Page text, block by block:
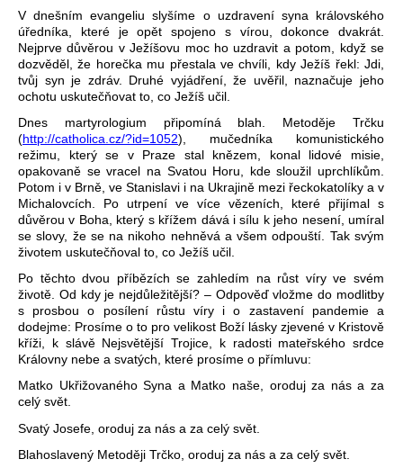
V dnešním evangeliu slyšíme o uzdravení syna královského
úředníka, které je opět spojeno s vírou, dokonce dvakrát.
Nejprve důvěrou v Ježíšovu moc ho uzdravit a potom, když se
dozvěděl, že horečka mu přestala ve chvíli, kdy Ježíš řekl: Jdi,
tvůj syn je zdráv. Druhé vyjádření, že uvěřil, naznačuje jeho
ochotu uskutečňovat to, co Ježíš učil.
Dnes martyrologium připomíná blah. Metoděje Trčku
(http://catholica.cz/?id=1052), mučedníka komunistického
režimu, který se v Praze stal knězem, konal lidové misie,
opakovaně se vracel na Svatou Horu, kde sloužil uprchlíkům.
Potom i v Brně, ve Stanislavi i na Ukrajině mezi řeckokatolíky a v
Michalovcích. Po utrpení ve více vězeních, které přijímal s
důvěrou v Boha, který s křížem dává i sílu k jeho nesení, umíral
se slovy, že se na nikoho nehněvá a všem odpouští. Tak svým
životem uskutečňoval to, co Ježíš učil.
Po těchto dvou příbězích se zahledím na růst víry ve svém
životě. Od kdy je nejdůležitější? – Odpověď vložme do modlitby
s prosbou o posílení růstu víry i o zastavení pandemie a
dodejme: Prosíme o to pro velikost Boží lásky zjevené v Kristově
kříži, k slávě Nejsvětější Trojice, k radosti mateřského srdce
Královny nebe a svatých, které prosíme o přímluvu:
Matko Ukřižovaného Syna a Matko naše, oroduj za nás a za
celý svět.
Svatý Josefe, oroduj za nás a za celý svět.
Blahoslavený Metoději Trčko, oroduj za nás a za celý svět.